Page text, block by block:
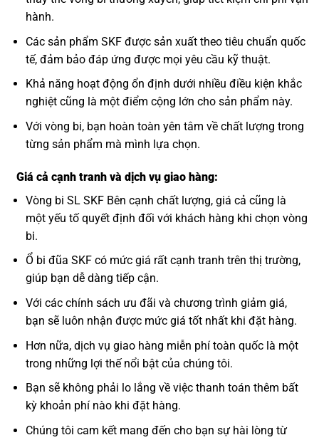
hành.
Các sản phẩm SKF được sản xuất theo tiêu chuẩn quốc
tế, đảm bảo đáp ứng được mọi yêu cầu kỹ thuật.
Khả năng hoạt động ổn định dưới nhiều điều kiện khắc
nghiệt cũng là một điểm cộng lớn cho sản phẩm này.
Với vòng bi, bạn hoàn toàn yên tâm về chất lượng trong
từng sản phẩm mà mình lựa chọn.
Giá cả cạnh tranh và dịch vụ giao hàng:
Vòng bi SL SKF Bên cạnh chất lượng, giá cả cũng là
một yếu tố quyết định đối với khách hàng khi chọn vòng
bi.
Ổ bi đũa SKF có mức giá rất cạnh tranh trên thị trường,
giúp bạn dễ dàng tiếp cận.
Với các chính sách ưu đãi và chương trình giảm giá,
bạn sẽ luôn nhận được mức giá tốt nhất khi đặt hàng.
Hơn nữa, dịch vụ giao hàng miễn phí toàn quốc là một
trong những lợi thế nổi bật của chúng tôi.
Bạn sẽ không phải lo lắng về việc thanh toán thêm bất
kỳ khoản phí nào khi đặt hàng.
Chúng tôi cam kết mang đến cho bạn sự hài lòng từ